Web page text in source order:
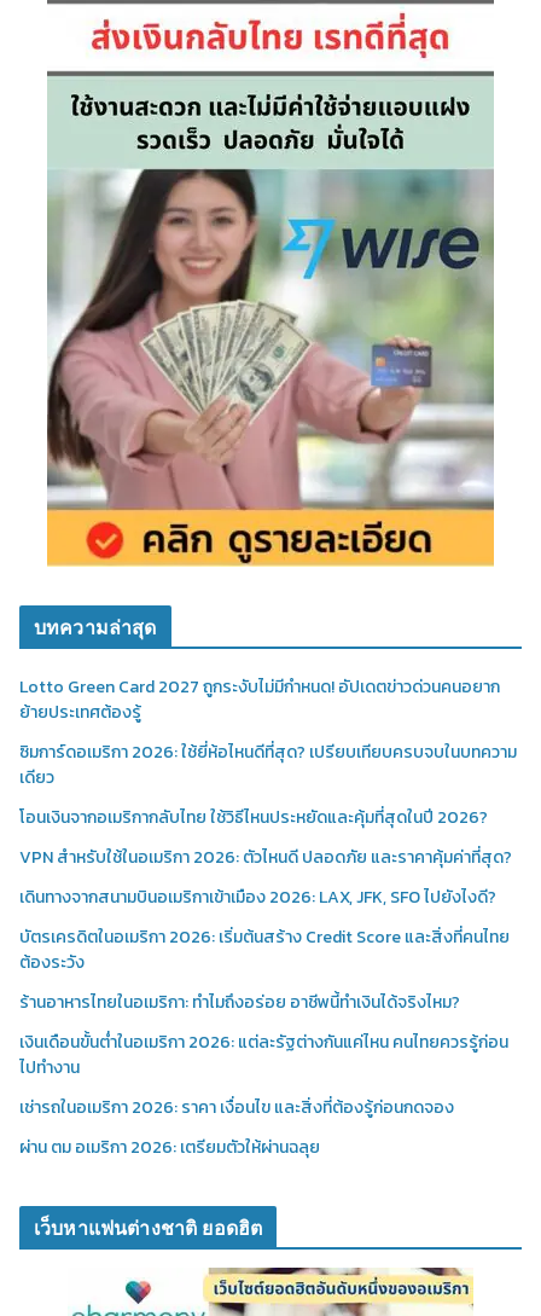
บทความล่าสุด
Lotto Green Card 2027 ถูกระงับไม่มีกำหนด! อัปเดตข่าวด่วนคนอยาก
ย้ายประเทศต้องรู้
ซิมการ์ดอเมริกา 2026: ใช้ยี่ห้อไหนดีที่สุด? เปรียบเทียบครบจบในบทความ
เดียว
โอนเงินจากอเมริกากลับไทย ใช้วิธีไหนประหยัดและคุ้มที่สุดในปี 2026?
VPN สำหรับใช้ในอเมริกา 2026: ตัวไหนดี ปลอดภัย และราคาคุ้มค่าที่สุด?
เดินทางจากสนามบินอเมริกาเข้าเมือง 2026: LAX, JFK, SFO ไปยังไงดี?
บัตรเครดิตในอเมริกา 2026: เริ่มต้นสร้าง Credit Score และสิ่งที่คนไทย
ต้องระวัง
ร้านอาหารไทยในอเมริกา: ทำไมถึงอร่อย อาชีพนี้ทำเงินได้จริงไหม?
เงินเดือนขั้นต่ำในอเมริกา 2026: แต่ละรัฐต่างกันแค่ไหน คนไทยควรรู้ก่อน
ไปทำงาน
เช่ารถในอเมริกา 2026: ราคา เงื่อนไข และสิ่งที่ต้องรู้ก่อนกดจอง
ผ่าน ตม อเมริกา 2026: เตรียมตัวให้ผ่านฉลุย
เว็บหาแฟนต่างชาติ ยอดฮิต